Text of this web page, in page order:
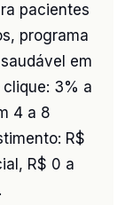
pacientes
programa
em
3% a
4 a 8
R$
R$ 0 a